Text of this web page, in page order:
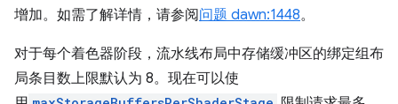
增加。如需了解详情，请参阅问题 dawn:1448。
对于每个着色器阶段，流水线布局中存储缓冲区的绑定组布
局条目数上限默认为 8。现在可以使